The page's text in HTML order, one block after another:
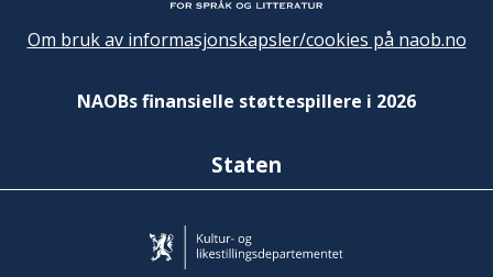
Om bruk av informasjonskapsler/cookies på naob.no
NAOBs finansielle støttespillere i 2026
Staten